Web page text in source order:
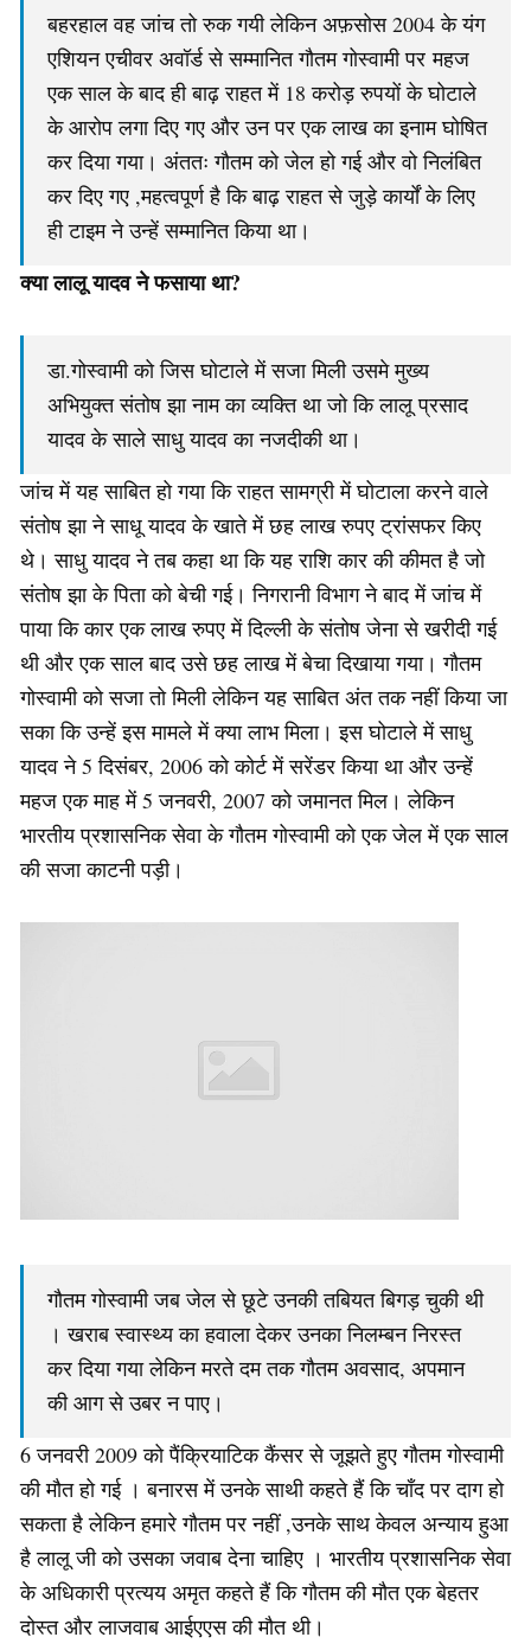
बहरहाल वह जांच तो रुक गयी लेकिन अफ़सोस 2004 के यंग
एशियन एचीवर अवॉर्ड से सम्मानित गौतम गोस्वामी पर महज
एक साल के बाद ही बाढ़ राहत में 18 करोड़ रुपयों के घोटाले
के आरोप लगा दिए गए और उन पर एक लाख का इनाम घोषित
कर दिया गया। अंततः गौतम को जेल हो गई और वो निलंबित
कर दिए गए ,महत्वपूर्ण है कि बाढ़ राहत से जुड़े कार्यों के लिए
ही टाइम ने उन्हें सम्मानित किया था।
क्या लालू यादव ने फसाया था?
डा.गोस्वामी को जिस घोटाले में सजा मिली उसमे मुख्य
अभियुक्त संतोष झा नाम का व्यक्ति था जो कि लालू प्रसाद
यादव के साले साधु यादव का नजदीकी था।
जांच में यह साबित हो गया कि राहत सामग्री में घोटाला करने वाले
संतोष झा ने साधू यादव के खाते में छह लाख रुपए ट्रांसफर किए
थे। साधु यादव ने तब कहा था कि यह राशि कार की कीमत है जो
संतोष झा के पिता को बेची गई। निगरानी विभाग ने बाद में जांच में
पाया कि कार एक लाख रुपए में दिल्ली के संतोष जेना से खरीदी गई
थी और एक साल बाद उसे छह लाख में बेचा दिखाया गया। गौतम
गोस्वामी को सजा तो मिली लेकिन यह साबित अंत तक नहीं किया जा
सका कि उन्हें इस मामले में क्या लाभ मिला। इस घोटाले में साधु
यादव ने 5 दिसंबर, 2006 को कोर्ट में सरेंडर किया था और उन्हें
महज एक माह में 5 जनवरी, 2007 को जमानत मिल। लेकिन
भारतीय प्रशासनिक सेवा के गौतम गोस्वामी को एक जेल में एक साल
की सजा काटनी पड़ी।
गौतम गोस्वामी जब जेल से छूटे उनकी तबियत बिगड़ चुकी थी
। खराब स्वास्थ्य का हवाला देकर उनका निलम्बन निरस्त
कर दिया गया लेकिन मरते दम तक गौतम अवसाद, अपमान
की आग से उबर न पाए।
6 जनवरी 2009 को पैंक्रियाटिक कैंसर से जूझते हुए गौतम गोस्वामी
की मौत हो गई । बनारस में उनके साथी कहते हैं कि चाँद पर दाग हो
सकता है लेकिन हमारे गौतम पर नहीं ,उनके साथ केवल अन्याय हुआ
है लालू जी को उसका जवाब देना चाहिए । भारतीय प्रशासनिक सेवा
के अधिकारी प्रत्यय अमृत कहते हैं कि गौतम की मौत एक बेहतर
दोस्त और लाजवाब आईएएस की मौत थी।